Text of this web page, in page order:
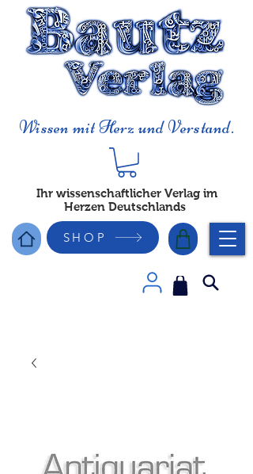
Wissen mit Herz und Verstand.
Ihr wissenschaftlicher Verlag im
Herzen Deutschlands
SHOP